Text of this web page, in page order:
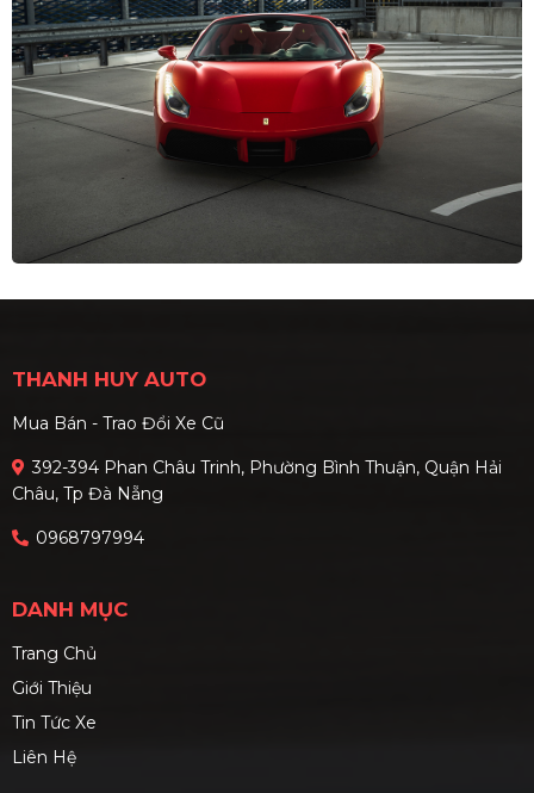
THANH HUY AUTO
Mua Bán - Trao Đổi Xe Cũ
392-394 Phan Châu Trinh, Phường Bình Thuận, Quận Hải
Châu, Tp Đà Nẵng
0968797994
DANH MỤC
Trang Chủ
Giới Thiệu
Tin Tức Xe
Liên Hệ